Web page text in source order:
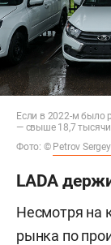
Если в 2022-м было
— свыше 18,7 тысячи
Фото: © Petrov Sergey
LADA
Несмотря на
рынка по